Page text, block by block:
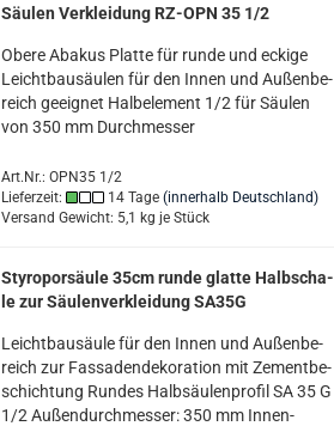
Säu­len Ver­klei­dung RZ-​OPN 35 1/2
Obere Aba­kus Plat­te für runde und ecki­ge
Leicht­bau­säu­len für den Innen und Au­ßen­be­
reich ge­eig­net Halb­ele­ment 1/2 für Säu­len
von 350 mm Durch­mes­ser
Art.Nr.: OPN35 1/2
Lieferzeit:
14 Tage (innerhalb Deutschland)
Versand Gewicht: 5,1 kg je Stück
Sty­ro­por­säu­le 35cm runde glat­te Halb­scha­
le zur Säu­len­ver­klei­dung SA35G
Leicht­bau­säu­le für den Innen und Au­ßen­be­
reich zur Fas­sa­den­de­ko­ra­ti­on mit Ze­ment­be­
schich­tung Run­des Halb­säu­len­pro­fil SA 35 G
1/2 Au­ßen­durch­mes­ser: 350 mm In­nen­